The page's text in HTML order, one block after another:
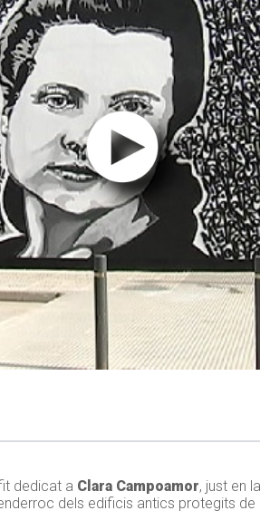
dedicat a Clara Campoamor, just en
dels edificis antics protegits de